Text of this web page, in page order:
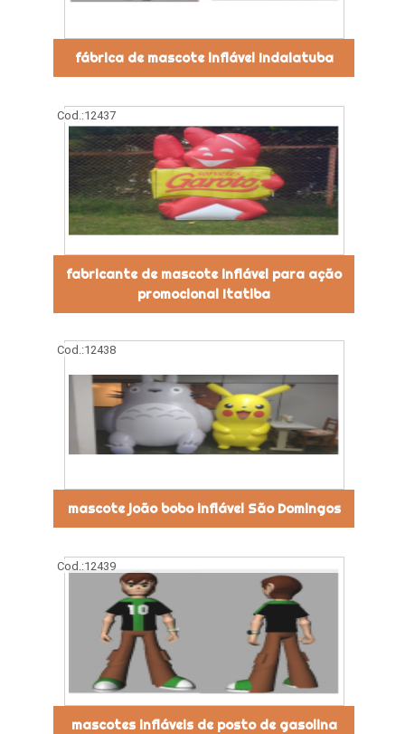
fábrica de mascote inflável Indaiatuba
Cod.:12437
fabricante de mascote inflável para ação
promocional Itatiba
Cod.:12438
mascote joão bobo inflável São Domingos
Cod.:12439
mascotes infláveis de posto de gasolina